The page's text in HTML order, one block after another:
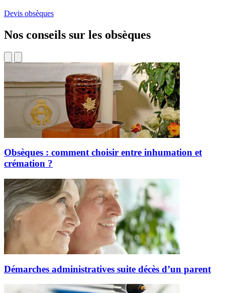
Devis obsèques
Nos conseils sur les obsèques
Obsèques : comment choisir entre inhumation et
crémation ?
Démarches administratives suite décès d’un parent